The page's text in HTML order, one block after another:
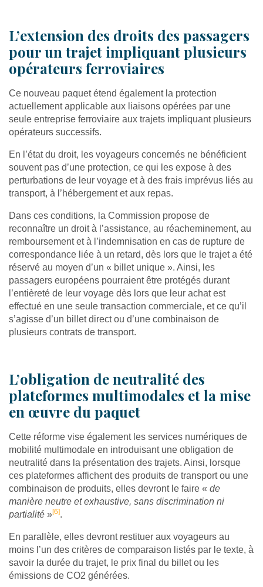
L’extension des droits des passagers
pour un trajet impliquant plusieurs
opérateurs ferroviaires
Ce nouveau paquet étend également la protection
actuellement applicable aux liaisons opérées par une
seule entreprise ferroviaire aux trajets impliquant plusieurs
opérateurs successifs.
En l’état du droit, les voyageurs concernés ne bénéficient
souvent pas d’une protection, ce qui les expose à des
perturbations de leur voyage et à des frais imprévus liés au
transport, à l’hébergement et aux repas.
Dans ces conditions, la Commission propose de
reconnaître un droit à l’assistance, au réacheminement, au
remboursement et à l’indemnisation en cas de rupture de
correspondance liée à un retard, dès lors que le trajet a été
réservé au moyen d’un « billet unique ». Ainsi, les
passagers européens pourraient être protégés durant
l’entièreté de leur voyage dès lors que leur achat est
effectué en une seule transaction commerciale, et ce qu’il
s’agisse d’un billet direct ou d’une combinaison de
plusieurs contrats de transport.
L’obligation de neutralité des
plateformes multimodales et la mise
en œuvre du paquet
Cette réforme vise également les services numériques de
mobilité multimodale en introduisant une obligation de
neutralité dans la présentation des trajets. Ainsi, lorsque
ces plateformes affichent des produits de transport ou une
combinaison de produits, elles devront le faire « de
manière neutre et exhaustive, sans discrimination ni
partialité »[6].
En parallèle, elles devront restituer aux voyageurs au
moins l’un des critères de comparaison listés par le texte, à
savoir la durée du trajet, le prix final du billet ou les
émissions de CO2 générées.